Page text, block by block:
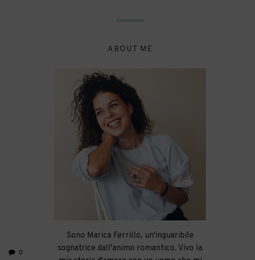
0
ABOUT ME
Sono Marica Ferrillo, un'inguaribile
sognatrice dall'animo romantico. Vivo la